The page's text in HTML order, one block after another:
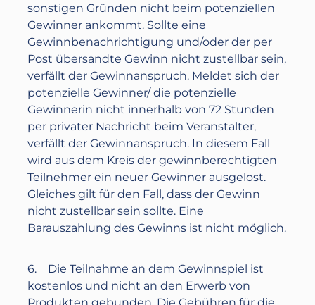
sonstigen Gründen nicht beim potenziellen
Gewinner ankommt. Sollte eine
Gewinnbenachrichtigung und/oder der per
Post übersandte Gewinn nicht zustellbar sein,
verfällt der Gewinnanspruch. Meldet sich der
potenzielle Gewinner/ die potenzielle
Gewinnerin nicht innerhalb von 72 Stunden
per privater Nachricht beim Veranstalter,
verfällt der Gewinnanspruch. In diesem Fall
wird aus dem Kreis der gewinnberechtigten
Teilnehmer ein neuer Gewinner ausgelost.
Gleiches gilt für den Fall, dass der Gewinn
nicht zustellbar sein sollte. Eine
Barauszahlung des Gewinns ist nicht möglich.
6. Die Teilnahme an dem Gewinnspiel ist
kostenlos und nicht an den Erwerb von